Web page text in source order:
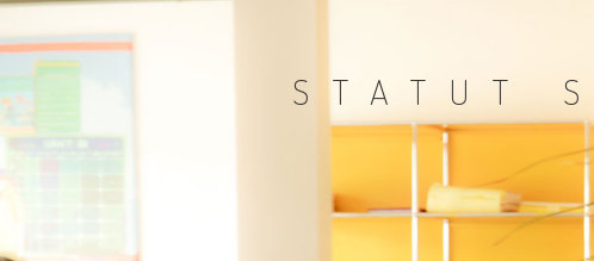
STATUT